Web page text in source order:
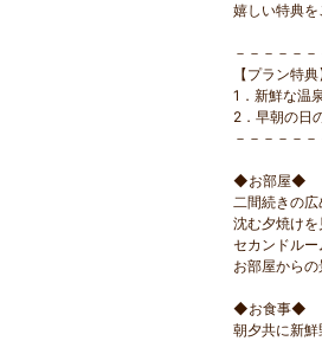
嬉しい特典
－－－－－
【プラン特典
1．新鮮な温
2．早朝の日
－－－－－
◆お部屋◆
二間続きの広
沈む夕焼けを
セカンドルー
お部屋からの
◆お食事◆
朝夕共に新鮮